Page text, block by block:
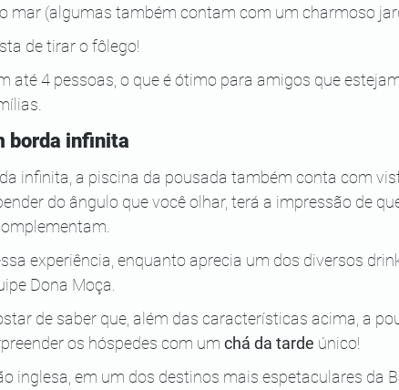
mar (algumas também contam com um charmoso
de tirar o fôlego!
até 4 pessoas, o que é ótimo para amigos que
borda infinita
infinita, a piscina da pousada também conta com
do ângulo que você olhar, terá a impressão de
experiência, enquanto aprecia um dos diversos
Dona Moça.
de saber que, além das características acima, a
os hóspedes com um chá da tarde único!
inglesa, em um dos destinos mais espetaculares da